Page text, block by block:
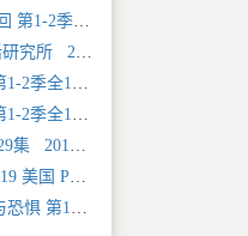
真人秀&舞台类纪录片
社会生活类纪录片
运动类纪录片
真人秀&舞台类纪录片
传记类纪录片
自然类纪录片
真人秀&舞台类纪录片